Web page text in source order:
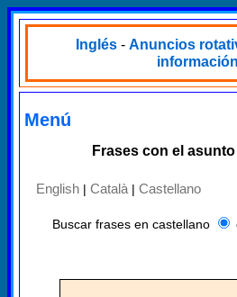
Inglés- Anuncios
información
Menú
Frases con el asunto
English | Català | Castellano
Buscar frases en castellano